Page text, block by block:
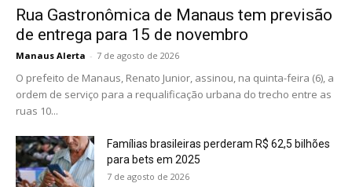
Rua Gastronômica de Manaus tem previsão
de entrega para 15 de novembro
Manaus Alerta - 7 de agosto de 2026
O prefeito de Manaus, Renato Junior, assinou, na quinta-feira (6), a
ordem de serviço para a requalificação urbana do trecho entre as
ruas 10...
Famílias brasileiras perderam R$ 62,5 bilhões
para bets em 2025
7 de agosto de 2026